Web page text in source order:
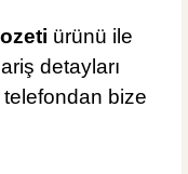
ürünü ile
detayları
telefondan bize